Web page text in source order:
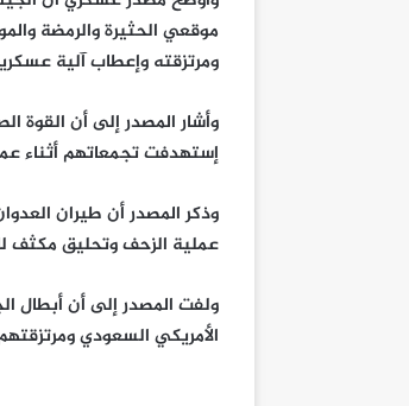
موقعي الحثيرة والرمضة
ومرتزقته وإعطاب آلية
وأشار المصدر إلى أن القوة
إستهدفت تجمعاتهم أثناء
عملية الزحف وتحليق مكثف
ولفت المصدر إلى أن أبطال
الأمريكي السعودي